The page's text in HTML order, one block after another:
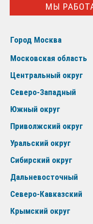
МЫ
Город Москва
Московская область
Центральный округ
Северо-Западный
Южный округ
Приволжский округ
Уральский округ
Сибирский округ
Дальневосточный
Северо-Кавказский
Крымский округ